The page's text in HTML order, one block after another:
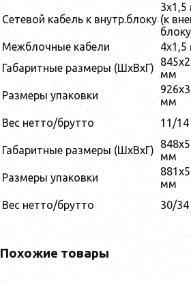
Сетевой кабель к внутр.блоку (к
Межблочные кабели
Габаритные размеры (ШxВxГ)
мм
Размеры упаковки
мм
Вес нетто/брутто
11/14
Габаритные размеры (ШxВxГ)
мм
Размеры упаковки
мм
Вес нетто/брутто
30/34
Похожие товары